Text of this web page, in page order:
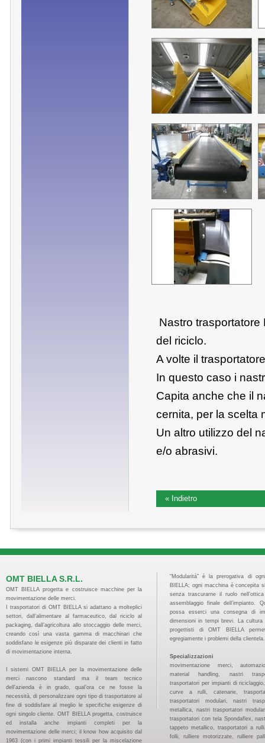
Nastro
del riciclo.
A volte il
In questo caso i
Capita anche che il
cernita, per la scelta
Un altro utilizzo del
e/o abrasivi.
« Indietro
OMT BIELLA S.R.L.
OMT BIELLA progetta e costruisce macchine per la
movimentazione delle merci.
I trasportatori di OMT BIELLA si adattano a molteplici
settori, dall’alimentare al farmaceutico, dal riciclo al
packaging, dall’agricoltura allo stoccaggio delle merci,
creando così una vasta gamma di macchinari che
soddisfano le esigenze più disparate dei clienti in fatto
di movimentazione interna.
I sistemi OMT BIELLA per la movimentazione delle
merci nascono standard ma il team tecnico
dell'azienda è in grado, qual’ora ce ne fosse la
necessità, di personalizzare ogni tipo di trasportatore al
fine di soddisfare al meglio le specifiche esigenze di
ogni singolo cliente. OMT BIELLA progetta, costruisce
ed installa anche impianti completi per la
movimentazione delle merci; il know how acquisito dal
1963 (con i primi impianti tessili per la miscelazione
“Modularità” è la prerogativa di
BIELLA; ogni macchina è concepita
senza trascurarne il ruolo
assemblaggio finale dell’impianto.
possa esserci una consegna di
dimensioni in tempi brevi. La cultura
progettisti di OMT BIELLA
egregiamente i problemi della clientela.
Specializzazioni
movimentazione merci,
material handling, nastri
trasportatori per impianti di
curve a rulli, catenarie,
trasportatori modulari, nastri
metallica, nastri trasportatori
trasportatori con tela Spondaflex,
tappeto metallico, trasportatori a
folli, rulliere motorizzate, rulliere